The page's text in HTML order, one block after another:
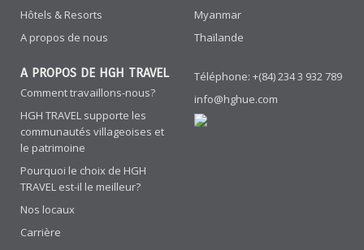
Hôtels & Resorts
A propos de nous
Myanmar
Thaïlande
A PROPOS DE HGH TRAVEL
Comment travaillons-nous?
HGH TRAVEL supporte les
communautés villageoises et
le patrimoine
Pourquoi le choix de HGH
TRAVEL est-il le meilleur?
Nos locaux
Carrière
Téléphone: +(84) 234 3 932 789
info@hghue.com